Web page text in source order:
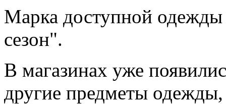
Марка доступной
сезон".
В магазинах уже
другие предметы